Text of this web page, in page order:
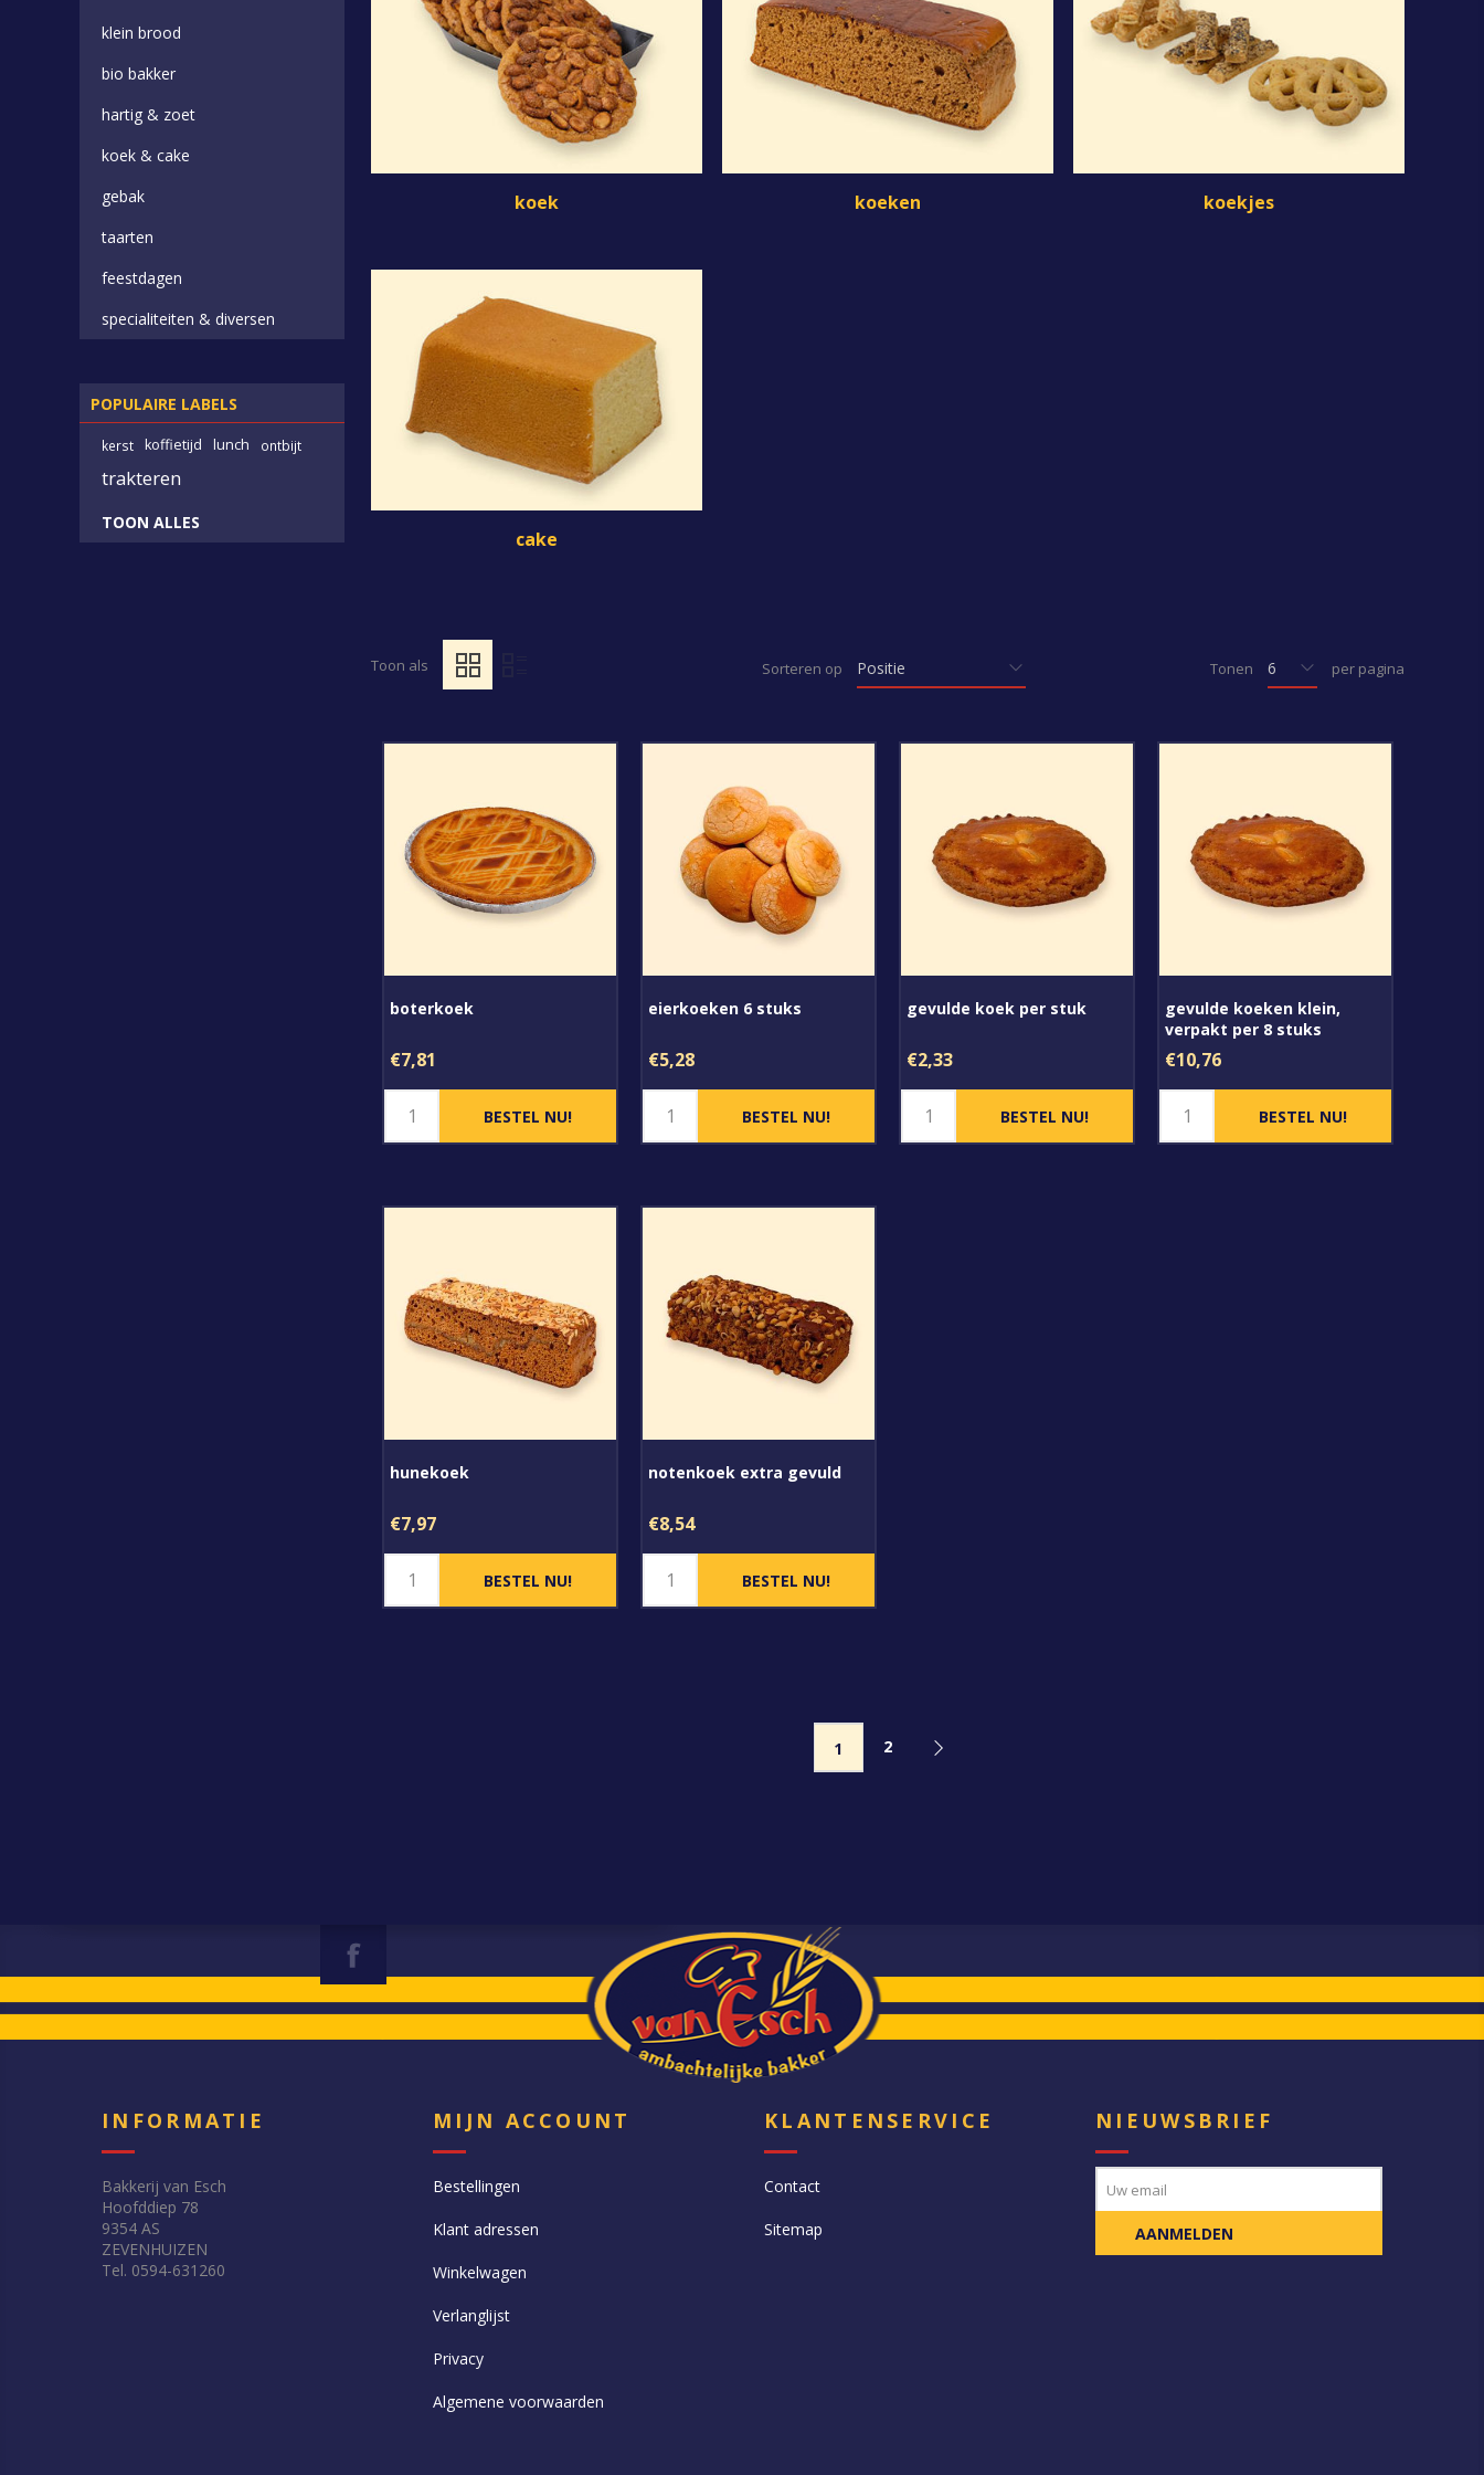
koek koeken koekjes
cake
Toon als Sorteren op Tonen per pagina
boterkoek
€7,81
eierkoeken 6 stuks
€5,28
gevulde koek per stuk
€2,33
gevulde koeken klein,
verpakt per 8 stuks
€10,76
hunekoek
€7,97
notenkoek extra gevuld
€8,54
1 2
klein brood
bio bakker
hartig & zoet
koek & cake
gebak
taarten
feestdagen
specialiteiten & diversen
POPULAIRE LABELS
kerst koffietijd lunch ontbijt
trakteren
TOON ALLES
INFORMATIE
Bakkerij van Esch
Hoofddiep 78
9354 AS
ZEVENHUIZEN
Tel. 0594-631260
MIJN ACCOUNT
Bestellingen
Klant adressen
Winkelwagen
Verlanglijst
Privacy
Algemene voorwaarden
KLANTENSERVICE
Contact
Sitemap
NIEUWSBRIEF